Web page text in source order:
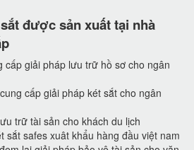
được sản xuất tại nhà
cấp giải pháp lưu trữ hồ sơ cho ngân
cung cấp giải pháp két sắt cho ngân
trữ tài sản cho khách du lịch
sắt safes xuât khẩu hàng đầu việt nam